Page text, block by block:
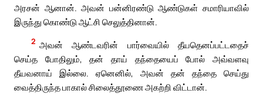
அரசன் ஆனான். அவன் பன்னிரண்டு ஆண்டுகள் சமாரியாவில்
இருந்து கொண்டு ஆட்சி செலுத்தினான்.
2 அவன் ஆண்டவரின் பார்வையில் தீயதெனப்பட்டதைச்
செய்த போதிலும், தன் தாய் தந்தையைப் போல் அவ்வளவு
தீயவனாய் இல்லை. ஏனெனில், அவன் தன் தந்தை செய்து
வைத்திருந்த பாகால் சிலைத்தூணை அகற்றி விட்டான்.